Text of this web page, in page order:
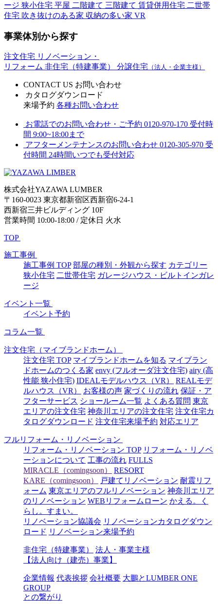
ージ 狭小住宅 平屋 二階建て 三階建て 賃貸併用住宅 二世帯
住宅 吹き抜けのある家 収納の多い家 VR
事業体別から探す
注文住宅 リノベーション・
リフォーム 非住宅（特建事業） 分譲住宅 （法人・企業主様）
CONTACT US お問い合わせ
カタログダウンロード
来場予約 各種お問い合わせ
お電話でのお問い合わせ・ご予約 0120-970-170 受付時
間 9:00~18:00まで
アフターメンテナンスのお問い合わせ 0120-305-970 受
付時間 24時間いつでも受付対応
株式会社YAZAWA LUMBER
〒160-0023 東京都新宿区西新宿6-24-1
西新宿三井ビルディング 10F
営業時間 10:00-18:00 / 定休日 火水
TOP
施工事例
施工事例 TOP 部屋の種別・外観から探す カテゴリー
狭小住宅 二世帯住宅 ガレージハウス・ビルトインガレ
ージ
イベント一覧
イベント予約
コラム一覧
注文住宅（マイブランドホーム）
注文住宅 TOP マイブランドホームを知る マイブラン
ドホームのつくる家 envy (フルオーダ注文住宅) airy (高
性能 狭小住宅) IDEALモデルハウス（VR）
REALモデ
ルハウス（VR）
お客様の声 家づくりの流れ 保証・ア
フターサービス ショールーム一覧 よくある質問 東京
エリアの注文住宅 神奈川エリアの注文住宅 注文住宅カ
タログダウンロード 注文住宅来場予約 対応エリア
フルリフォーム・リノベーション
リフォーム・リノベーション TOP リフォーム・リノベ
ーションについて 工事の流れ FULLS
MIRACLE（comingsoon）
RESORT
KARE（comingsoon）
戸建てリノベーション 耐震リフ
ォーム 東京エリアのフルリノベーション 神奈川エリア
のリノベーション WEBリフォームローン かえる。く
らし。すまい。
リノベーション協議会 リノベーションカタログダウン
ロード リノベーション来場予約
非住宅（特建事業）
法人・事業主様
【法人向け（建売）事業】
企業情報 代表挨拶 会社概要 大鵬とLUMBER ONE
GROUP
との繋がり